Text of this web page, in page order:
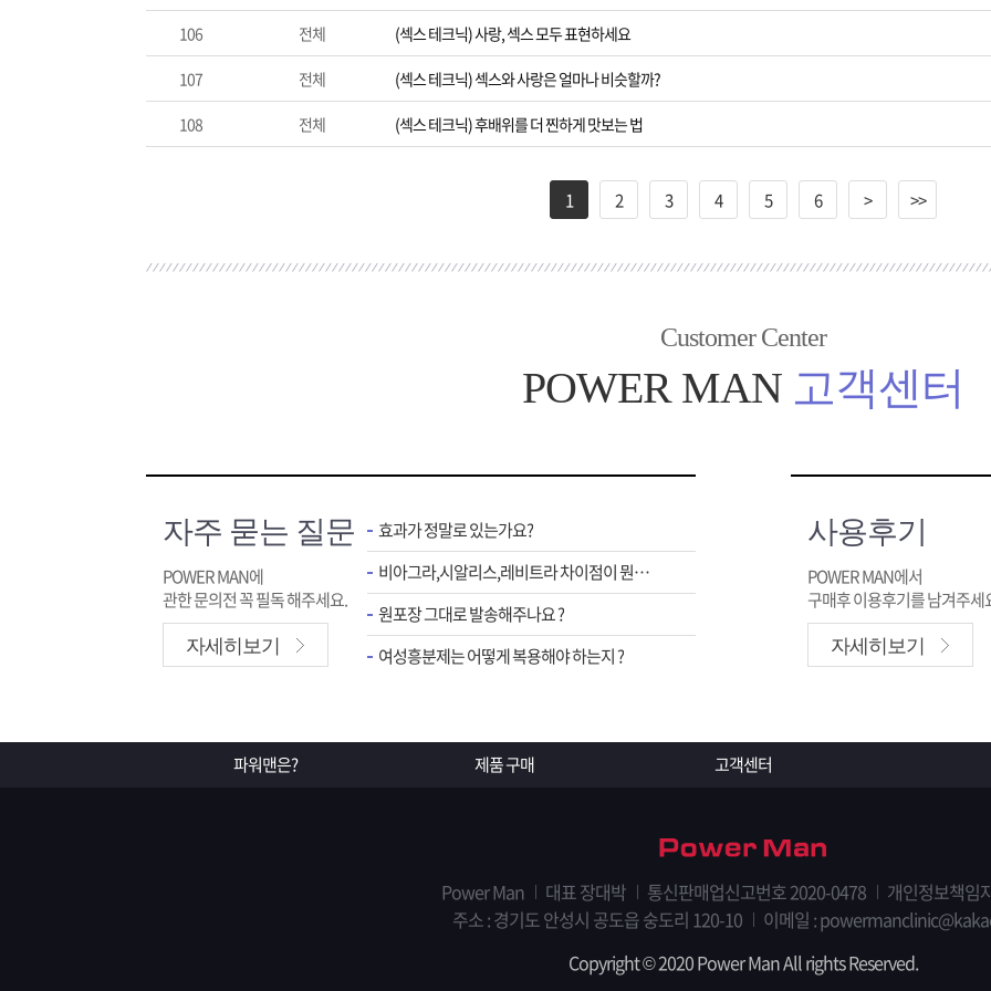
106 전체 (섹스 테크닉) 사랑, 섹스 모두 표현하세요
107 전체 (섹스 테크닉) 섹스와 사랑은 얼마나 비슷할까?
108 전체 (섹스 테크닉) 후배위를 더 찐하게 맛보는 법
1 2 3 4 5 6 > >>
Customer Center
POWER MAN 고객센터
자주 묻는 질문
POWER MAN에
관한 문의전 꼭 필독 해주세요.
자세히보기
효과가 정말로 있는가요?
비아그라,시알리스,레비트라 차이점이 뭔가요 ?
원포장 그대로 발송해주나요 ?
여성흥분제는 어떻게 복용해야 하는지 ?
사용후기
POWER MAN에서
구매후 이용후기를 남겨주세
자세히보기
파워맨은? 제품 구매 고객센터
Power Man 대표 장대박 통신판매업신고번호 2020-0478
개인정보책임
주소 : 경기도 안성시 공도읍 숭도리 120-10
이메일 :
Copyright © 2020 Power Man All rights Reserved.